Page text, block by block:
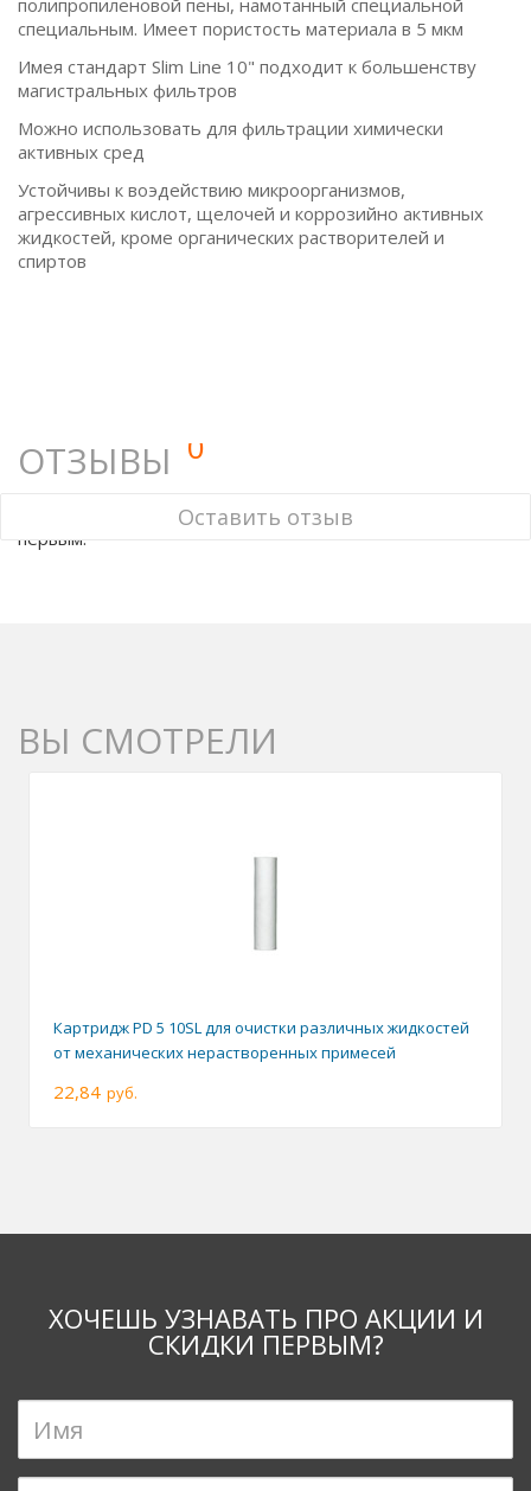
полипропиленовой пены, намотанный специальной
специальным. Имеет пористость материала в 5 мкм
Имея стандарт Slim Line 10" подходит к большенству
магистральных фильтров
Можно использовать для фильтрации химически
активных сред
Устойчивы к воэдействию микроорганизмов,
агрессивных кислот, щелочей и коррозийно активных
жидкостей, кроме органических растворителей и
спиртов
ОТЗЫВЫ 0
Оставить отзыв
У этого товара нет ни одного отзыва. Вы можете стать
первым.
ВЫ СМОТРЕЛИ
Картридж PD 5 10SL для очистки различных жидкостей
от механических нерастворенных примесей
22,84 руб.
ХОЧЕШЬ УЗНАВАТЬ ПРО АКЦИИ И
СКИДКИ ПЕРВЫМ?